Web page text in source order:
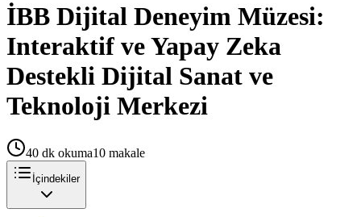
İBB Dijital Deneyim Müzesi:
Interaktif ve Yapay Zeka
Destekli Dijital Sanat ve
Teknoloji Merkezi
40 dk okuma10 makale
İçindekiler